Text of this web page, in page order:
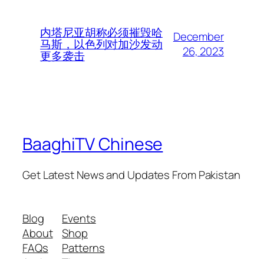
内塔尼亚胡称必须摧毁哈
马斯，以色列对加沙发动
更多袭击
December
26, 2023
BaaghiTV Chinese
Get Latest News and Updates From Pakistan
Blog
About
FAQs
Events
Shop
Patterns